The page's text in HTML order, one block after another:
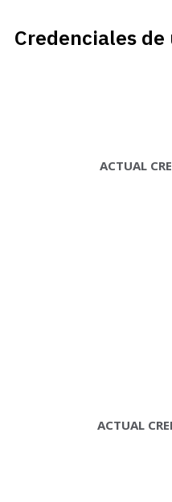
Credenciales de
ACTUAL
ACTUAL